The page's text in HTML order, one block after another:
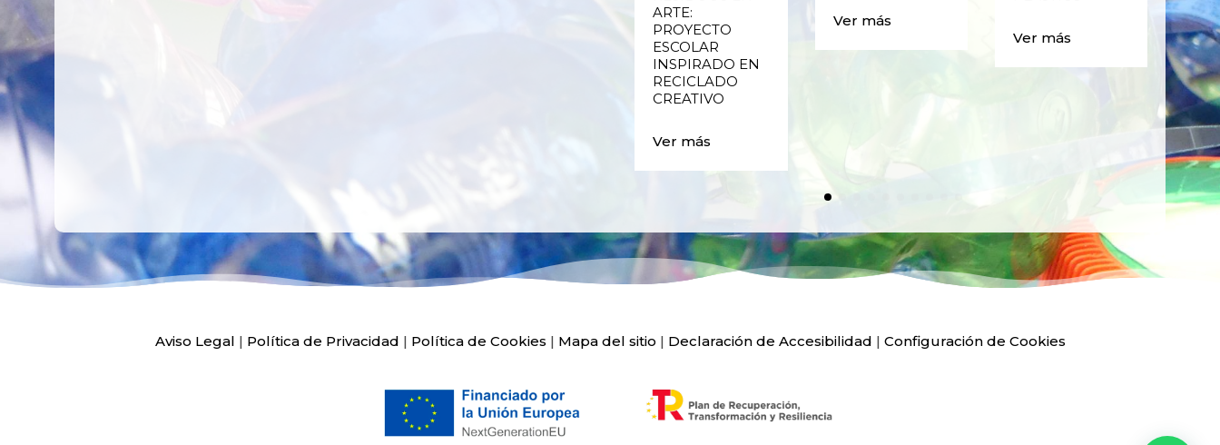
ARTE:
PROYECTO
ESCOLAR
INSPIRADO EN
RECICLADO
CREATIVO
Ver más
Ver más
Ver más
Aviso Legal | Política de Privacidad | Política de Cookies | Mapa del sitio | Declaración de Accesibilidad | Configuración de Cookies